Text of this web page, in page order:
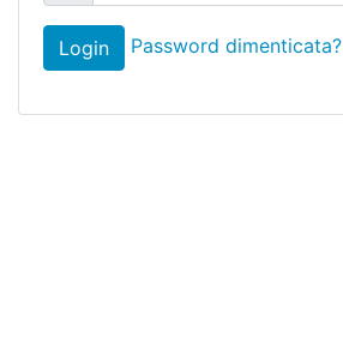
Login Password dimenticata?